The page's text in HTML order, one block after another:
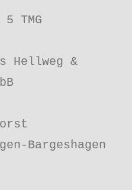
TMG
Hellweg &
Bargeshagen